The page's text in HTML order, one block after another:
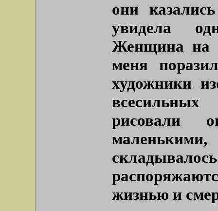
они
увидела
Женщина на
меня
художники
рисовали
жизнью и